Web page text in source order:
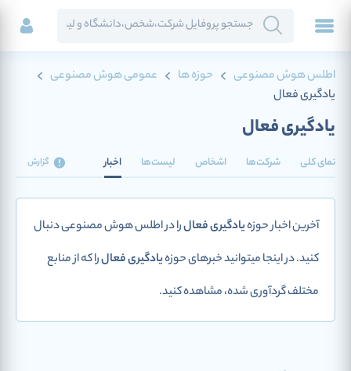
اطلس هوش مصنوعی حوزه ها
عمومی هوش مصنوعی
یادگیری فعال
یادگیری فعال
نمای کلی شرکت‌ها اشخاص لیست‌ها اخبار گزارش
آخرین اخبار حوزهیادگیری فعالرا در اطلس هوش مصنوعی دنبال
کنید. در اینجا میتوانید خبرهای حوزهیادگیری فعالرا که از منابع
مختلف گردآوری شده، مشاهده کنید.